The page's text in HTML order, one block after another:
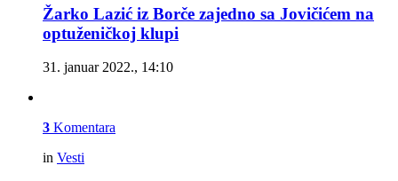
Žarko Lazić iz Borče zajedno sa Jovičićem na
optuženičkoj klupi
31. januar 2022., 14:10
3 Komentara
in Vesti